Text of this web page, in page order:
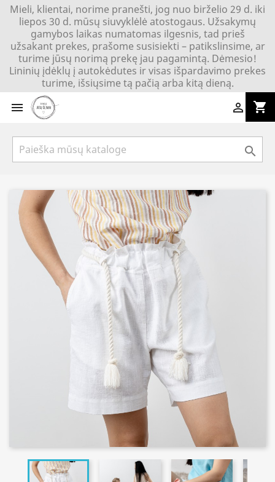
Mieli, klientai, norime pranešti, jog nuo birželio 29 d. iki
liepos 30 d. mūsų siuvyklėlė atostogaus. Užsakymų
gamybos laikas numatomas ilgesnis, tad prieš
užsakant prekes, prašome susisiekti – patikslinsime, ar
turime jūsų norimą prekę jau pagamintą. Dėmesio!
Lininių įdėklų į autokėdutes ir visas išpardavimo prekes
turime, išsiųsime tą pačią arba kitą dieną.
 shopping_cart

